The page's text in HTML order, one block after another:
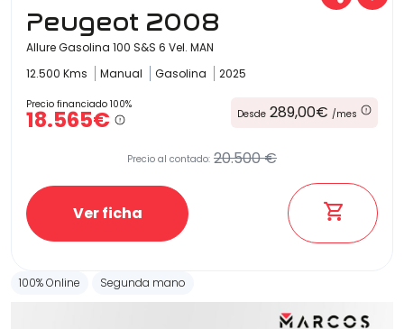
Peugeot 2008
Allure Gasolina 100 S&S 6 Vel. MAN
12.500 Kms
Manual Gasolina 2025
Precio financiado 100%
18.565€ Desde 289,00€ /mes
Precio al contado: 20.500 €
Ver ficha
100% Online Segunda mano